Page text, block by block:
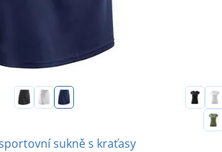
sukně s kraťasy